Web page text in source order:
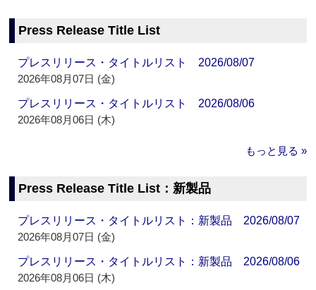
Press Release Title List
プレスリリース・タイトルリスト 2026/08/07
2026年08月07日 (金)
プレスリリース・タイトルリスト 2026/08/06
2026年08月06日 (木)
もっと見る »
Press Release Title List：新製品
プレスリリース・タイトルリスト：新製品 2026/08/07
2026年08月07日 (金)
プレスリリース・タイトルリスト：新製品 2026/08/06
2026年08月06日 (木)